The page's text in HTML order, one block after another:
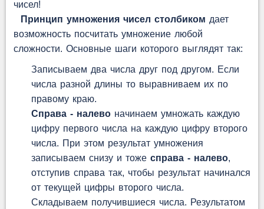
чисел!
Принцип умножения чисел столбиком дает
возможность посчитать умножение любой
сложности. Основные шаги которого выглядят так:
Записываем два числа друг под другом. Если
числа разной длины то выравниваем их по
правому краю.
Справа - налевоначинаем умножать каждую
цифру первого числа на каждую цифру второго
числа. При этом результат умножения
записываем снизу и тоже справа - налево,
отступив справа так, чтобы результат начинался
от текущей цифры второго числа.
Складываем получившиеся числа. Результатом